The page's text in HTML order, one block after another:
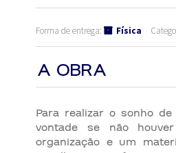
Forma de entrega: Física
A OBRA
Para realizar o sonho
vontade se não
organização e um